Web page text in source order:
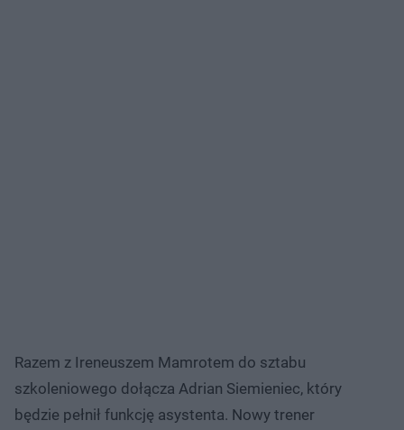
Razem z Ireneuszem Mamrotem do sztabu
szkoleniowego dołącza Adrian Siemieniec, który
będzie pełnił funkcję asystenta. Nowy trener